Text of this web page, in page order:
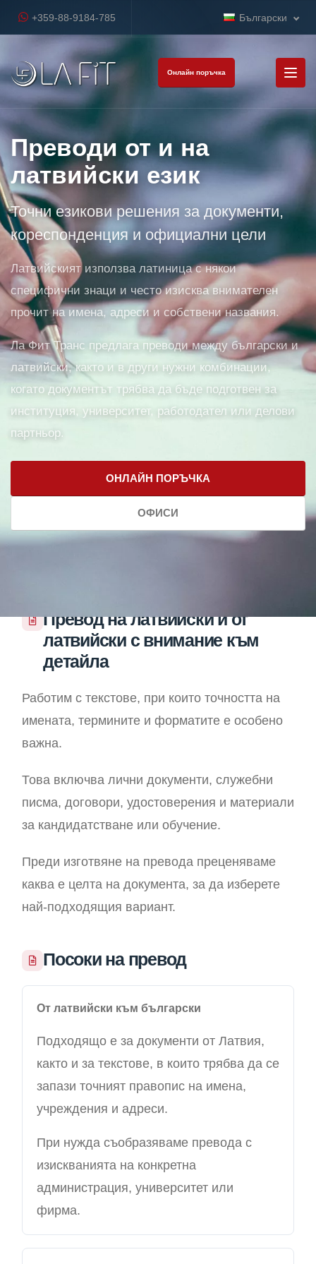
+359-88-9184-785 Български
Онлайн поръчка
Преводи от и на
латвийски език
Точни езикови решения за документи,
кореспонденция и официални цели
Латвийският използва латиница с някои
специфични знаци и често изисква внимателен
прочит на имена, адреси и собствени названия.
Ла Фит Транс предлага преводи между български и
латвийски, както и в други нужни комбинации,
когато документът трябва да бъде подготвен за
институция, университет, работодател или делови
партньор.
ОНЛАЙН ПОРЪЧКА
ОФИСИ
Превод на латвийски и от
латвийски с внимание към
детайла
Работим с текстове, при които точността на
имената, термините и форматите е особено
важна.
Това включва лични документи, служебни
писма, договори, удостоверения и материали
за кандидатстване или обучение.
Преди изготвяне на превода преценяваме
каква е целта на документа, за да изберете
най-подходящия вариант.
Посоки на превод
От латвийски към български
Подходящо е за документи от Латвия,
както и за текстове, в които трябва да се
запази точният правопис на имена,
учреждения и адреси.
При нужда съобразяваме превода с
изискванията на конкретна
администрация, университет или
фирма.